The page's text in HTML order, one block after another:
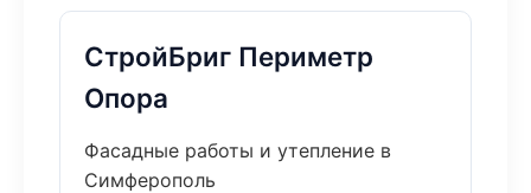
СтройБриг Периметр
Опора
Фасадные работы и утепление в
Симферополь